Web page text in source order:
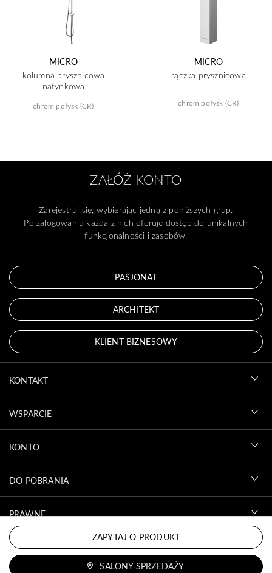
ZAPYTAJ O PRODUKT
SALONY SPRZEDAŻY
MICRO
kolumna prysznicowa
natynkowa
chrom połysk (CR)
MICRO
rączka prysznicowa
chrom połysk (CR)
ZAŁÓŻ KONTO
Zarejestruj się, wybierając jedną z poniższych grup.
Po zalogowaniu każda z nich oferuje dostęp do unikalnych
funkcjonalności i zasobów.
PASJONAT
ARCHITEKT
KLIENT BIZNESOWY
KONTAKT
WSPARCIE
KONTO
DO POBRANIA
PRAWNE